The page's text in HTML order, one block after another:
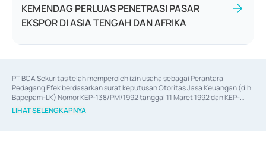
KEMENDAG PERLUAS PENETRASI PASAR
EKSPOR DI ASIA TENGAH DAN AFRIKA
PT BCA Sekuritas telah memperoleh izin usaha sebagai Perantara
Pedagang Efek berdasarkan surat keputusan Otoritas Jasa Keuangan (d.h
Bapepam-LK) Nomor KEP-138/PM/1992 tanggal 11 Maret 1992 dan KEP-
06/D.04/2014 tanggal 28 Februari 2014, izin usaha sebagai Penjamin Emisi
Efek berdasarkan surat keputusan Otoritas Jasa Keuangan Nomor KEP-
LIHAT SELENGKAPNYA